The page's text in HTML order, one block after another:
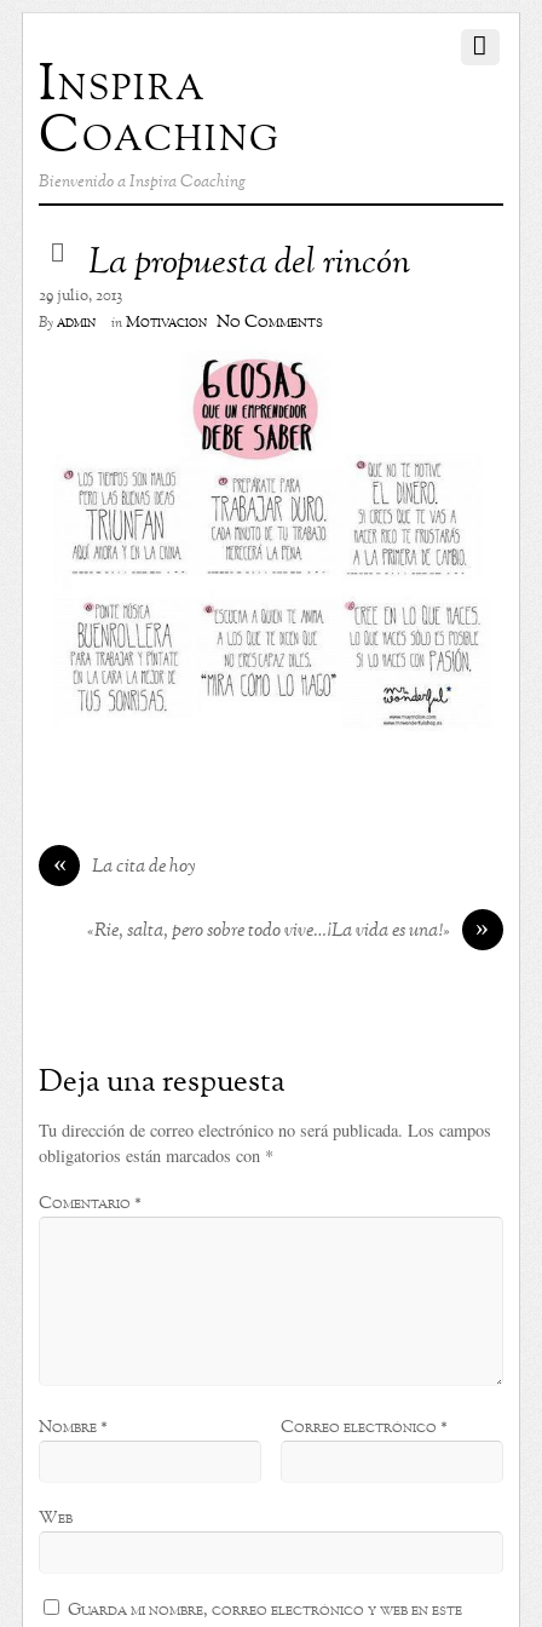
Inspira
Coaching
Bienvenido a Inspira Coaching
La propuesta del rincón
29 julio, 2013
Byadmin inMotivación No Comments
« La cita de hoy
»
«Rie, salta, pero sobre todo vive…¡La vida es una!»
Deja una respuesta
Tu dirección de correo electrónico no será publicada. Los campos
obligatorios están marcados con *
Comentario *
Nombre * Correo electrónico *
Web
Guarda mi nombre, correo electrónico y web en este